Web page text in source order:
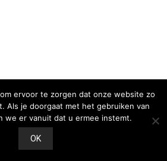
Meubel, Webdesign:
ervoor te zorgen dat onze website zo
Als je doorgaat met het gebruiken van
we er vanuit dat u ermee instemt.
OK